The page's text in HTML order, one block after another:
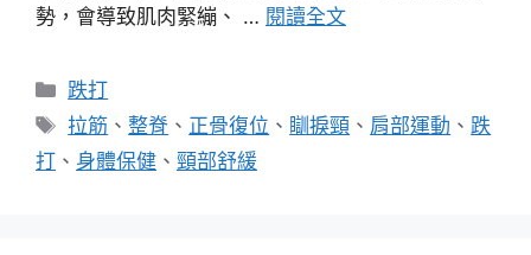
勢，會導致肌肉緊繃、 … 閱讀全文
分
類
跌打
標
籤
拉筋 、整脊 、 正骨復位 、 瞓捩頸 、 肩部運動 、 跌
打 、 身體保健 、 頸部舒緩